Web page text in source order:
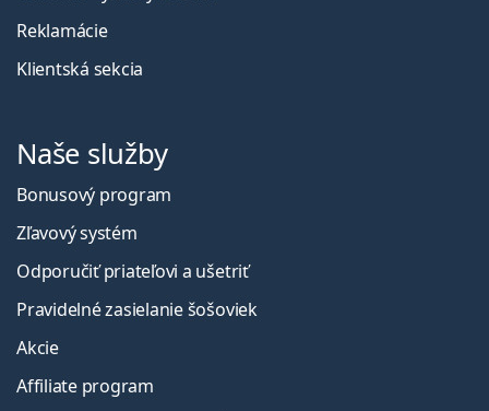
Reklamácie
Klientská sekcia
Naše služby
Bonusový program
Zľavový systém
Odporučiť priateľovi a ušetriť
Pravidelné zasielanie šošoviek
Akcie
Affiliate program